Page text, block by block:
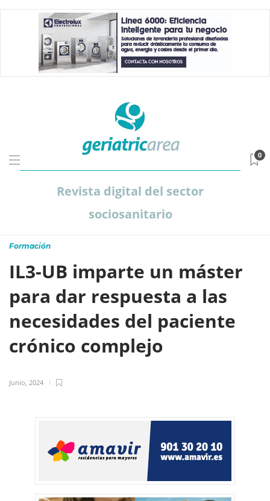
Revista digital del sector
sociosanitario
0
Formación
IL3-UB imparte un máster
para dar respuesta a las
necesidades del paciente
crónico complejo
Junio, 2024